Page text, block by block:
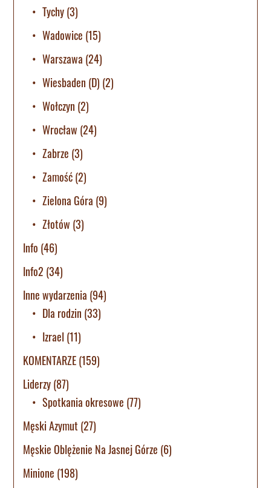
Tychy(3)
Wadowice (15)
Warszawa (24)
Wiesbaden (D) (2)
Wołczyn (2)
Wrocław (24)
Zabrze (3)
Zamość(2)
Zielona Góra (9)
Złotów (3)
Info (46)
Info2 (34)
Inne wydarzenia (94)
Dla rodzin (33)
Izrael (11)
KOMENTARZE(159)
Liderzy(87)
Spotkania okresowe (77)
Męski Azymut (27)
Męskie Oblężenie Na Jasnej Górze (6)
Minione (198)